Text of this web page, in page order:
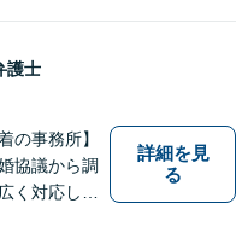
動産トラブ
ール相談／
土曜日も対
護士
の事務所】
協議から調
く対応し、
詳細を見
る